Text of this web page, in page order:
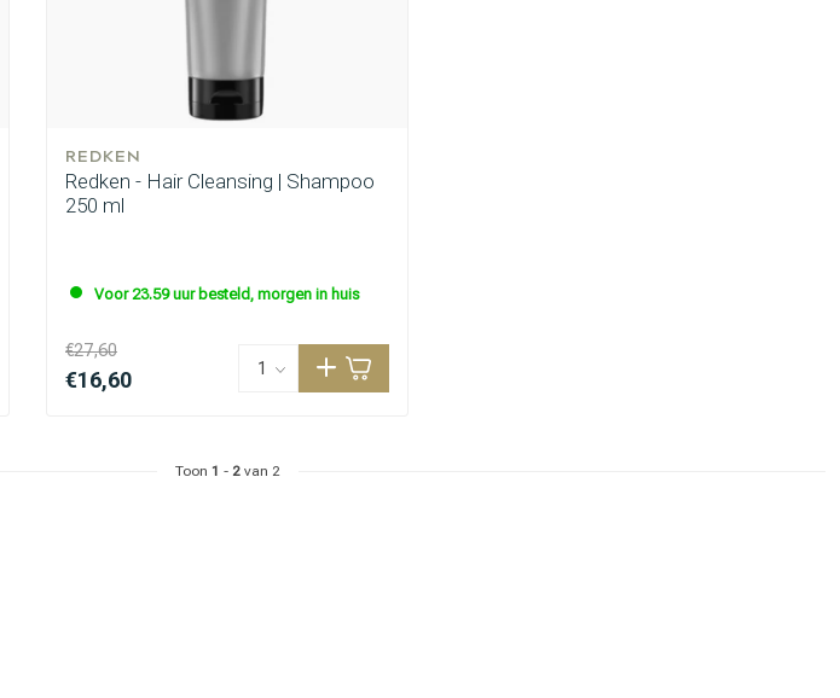
REDKEN
Redken - Hair Cleansing | Shampoo
250 ml
Voor 23.59 uur besteld, morgen in huis
€27,60
€16,60
Toon 1 - 2van 2